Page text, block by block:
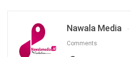
Nawala Media
Comments